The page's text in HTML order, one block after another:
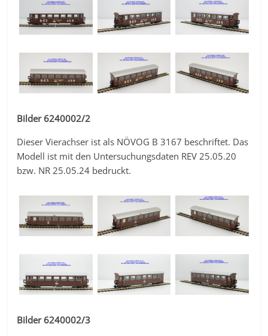
Bilder 6240002/2
Dieser Vierachser ist als NÖVOG B 3167 beschriftet. Das
Modell ist mit den Untersuchungsdaten REV 25.05.20
bzw. NR 25.05.24 bedruckt.
Bilder 6240002/3